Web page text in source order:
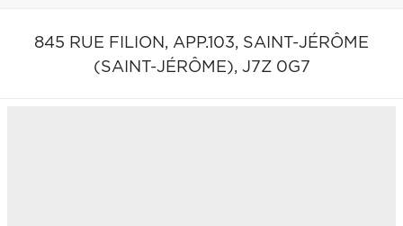
845 RUE FILION, APP.103, SAINT-JÉRÔME
(SAINT-JÉRÔME), J7Z 0G7